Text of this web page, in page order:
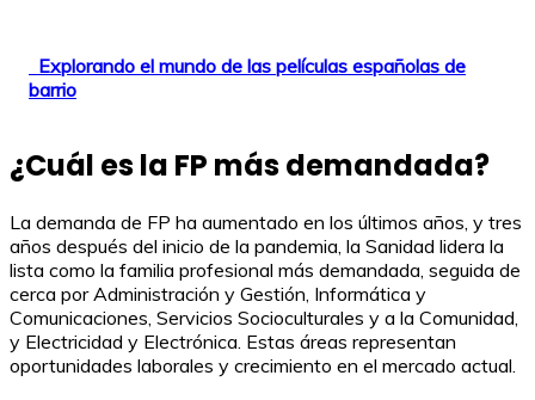
Explorando el mundo de las películas españolas de
barrio
¿Cuál es la FP más demandada?
La demanda de FP ha aumentado en los últimos años, y tres
años después del inicio de la pandemia, la Sanidad lidera la
lista como la familia profesional más demandada, seguida de
cerca por Administración y Gestión, Informática y
Comunicaciones, Servicios Socioculturales y a la Comunidad,
y Electricidad y Electrónica. Estas áreas representan
oportunidades laborales y crecimiento en el mercado actual.